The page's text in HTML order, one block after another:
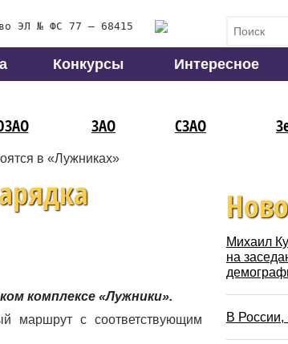
ЭЛ № ФС 77 – 68415
Конкурсы Интересное
ЗАО СЗАО
в «Лужниках»
комплексе «Лужники».
маршрут с соответствующим
Михаил
на
В России,